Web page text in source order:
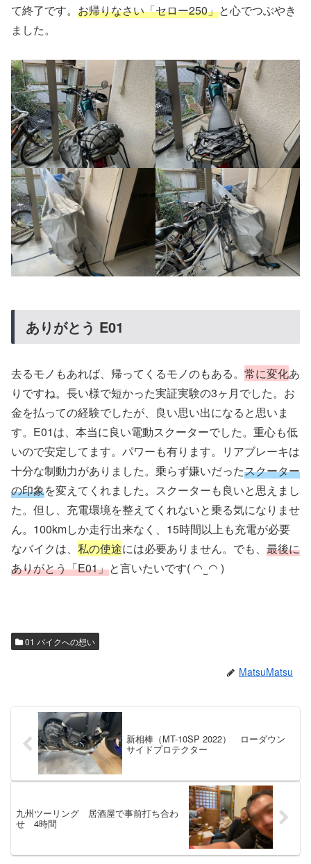
て終了です。 お帰りなさい「セロー250」と心でつぶやき
ました。
ありがとう E01
去るモノもあれば、帰ってくるモノのもある。 常に変化あ
りですね。長い様で短かった実証実験の3ヶ月でした。お
金を払っての経験でしたが、良い思い出になると思いま
す。E01は、本当に良い電動スクーターでした。重心も低
いので安定してます。パワーも有ります。リアブレーキは
十分な制動力がありました。乗らず嫌いだったスクーター
の印象を変えてくれました。スクーターも良いと思えまし
た。但し、充電環境を整えてくれないと乗る気になりませ
ん。100kmしか走行出来なく、15時間以上も充電が必要
なバイクは、 私の使途には必要ありません。でも、 最後に
ありがとう「E01」と言いたいです( ◠‿◠ )
01 バイクへの想い
MatsuMatsu
新相棒（MT-10SP 2022） ローダウン
サイドプロテクター
九州ツーリング 居酒屋で事前打ち合わ
せ 4時間